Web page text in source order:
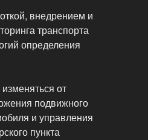
внедрением и
транспорта
определения
от
подвижного
и управления
пункта